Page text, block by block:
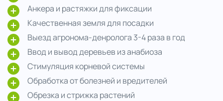
Анкера и растяжки для фиксации
Качественная земля для посадки
Выезд агронома-денролога 3-4 раза в год
Ввод и вывод деревьев из анабиоза
Стимуляция корневой системы
Обработка от болезней и вредителей
Обрезка и стрижка растений